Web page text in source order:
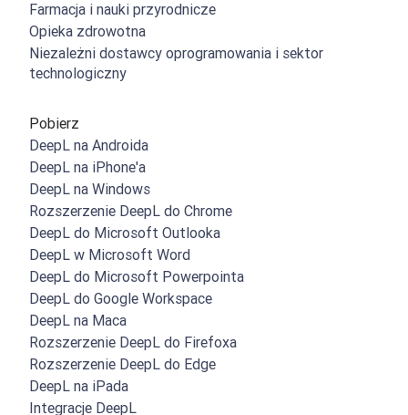
Farmacja i nauki przyrodnicze
Opieka zdrowotna
Niezależni dostawcy oprogramowania i sektor
technologiczny
Pobierz
DeepL na Androida
DeepL na iPhone'a
DeepL na Windows
Rozszerzenie DeepL do Chrome
DeepL do Microsoft Outlooka
DeepL w Microsoft Word
DeepL do Microsoft Powerpointa
DeepL do Google Workspace
DeepL na Maca
Rozszerzenie DeepL do Firefoxa
Rozszerzenie DeepL do Edge
DeepL na iPada
Integracje DeepL